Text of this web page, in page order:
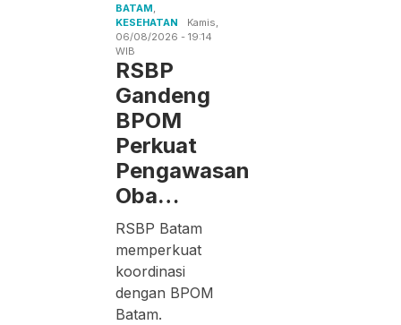
BATAM,
KESEHATAN
Kamis,
06/08/2026 - 19:14
WIB
RSBP
Gandeng
BPOM
Perkuat
Pengawasan
Oba…
RSBP Batam
memperkuat
koordinasi
dengan BPOM
Batam.